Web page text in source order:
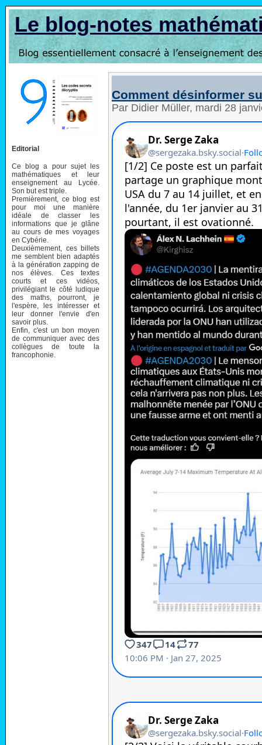
Le blog-notes
Editorial
Ce blog a pour sujet les
mathématiques et leur
enseignement au Lycée.
Son but est triple.
Premièrement, ce blog est
pour moi une manière
idéale de classer les
informations que je glâne
au cours de mes voyages
en Cybérie.
Deuxièmement, ces billets
me semblent bien adaptés
à la génération zapping de
nos élèves. Ces textes
courts et ces vidéos,
privilégiant le côté ludique
des maths, pourront, je
l'espère, les intéresser et
leur donner l'envie d'en
savoir plus.
Enfin, c'est un bon moyen
de communiquer avec des
collègues de toute la
francophonie.
Comment désinformer
Par Didier Müller, mardi 28